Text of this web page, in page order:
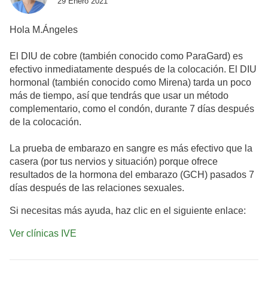
Hola M.Ángeles
El DIU de cobre (también conocido como ParaGard) es
efectivo inmediatamente después de la colocación. El DIU
hormonal (también conocido como Mirena) tarda un poco
más de tiempo, así que tendrás que usar un método
complementario, como el condón, durante 7 días después
de la colocación.
La prueba de embarazo en sangre es más efectivo que la
casera (por tus nervios y situación) porque ofrece
resultados de la hormona del embarazo (GCH) pasados 7
días después de las relaciones sexuales.
Si necesitas más ayuda, haz clic en el siguiente enlace:
Ver clínicas IVE